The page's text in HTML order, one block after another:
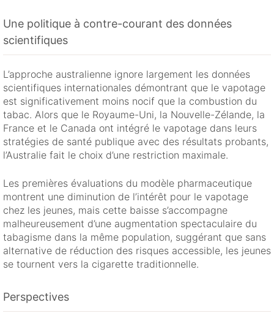
Une politique à contre-courant des données
scientifiques
L’approche australienne ignore largement les données
scientifiques internationales démontrant que le vapotage
est significativement moins nocif que la combustion du
tabac. Alors que le Royaume-Uni, la Nouvelle-Zélande, la
France et le Canada ont intégré le vapotage dans leurs
stratégies de santé publique avec des résultats probants,
l’Australie fait le choix d’une restriction maximale.
Les premières évaluations du modèle pharmaceutique
montrent une diminution de l’intérêt pour le vapotage
chez les jeunes, mais cette baisse s’accompagne
malheureusement d’une augmentation spectaculaire du
tabagisme dans la même population, suggérant que sans
alternative de réduction des risques accessible, les jeunes
se tournent vers la cigarette traditionnelle.
Perspectives